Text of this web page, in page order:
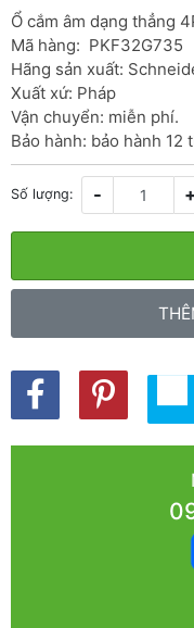
Ổ cắm âm dạng thẳng
Mã hàng:  PKF32G735
Hãng sản xuất:
Xuất xứ: Pháp
Vận chuyển: miễn phí.
Bảo hành: bảo hành 12
Số lượng: - +